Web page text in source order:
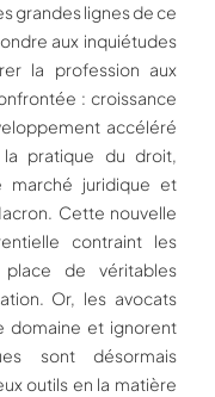
grandes lignes de ce
aux inquiétudes
la profession aux
: croissance
accéléré
la pratique du droit,
marché juridique et
Cette nouvelle
contraint les
de véritables
Or, les avocats
domaine et ignorent
sont désormais
outils en la matière